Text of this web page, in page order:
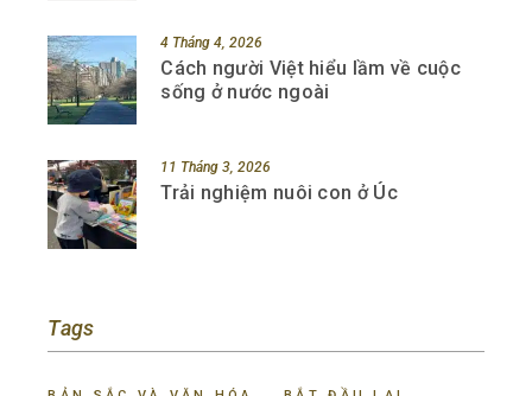
4 Tháng 4, 2026
Cách người Việt hiểu lầm về cuộc
sống ở nước ngoài
11 Tháng 3, 2026
Trải nghiệm nuôi con ở Úc
Tags